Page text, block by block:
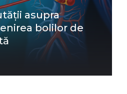
asupra
bolilor de